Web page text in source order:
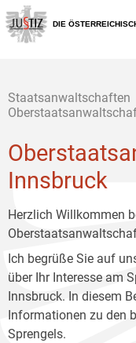
Zur
Hauptnavigation
[1]
Zum
Inhalt
[2]
Zum
Untermenü
[3]
DIE
Staatsanwaltschaften
Innsbruck
Herzlich Willkommen
Ich begrüße Sie auf
über Ihr Interesse am
Innsbruck. In diesem
Informationen zu den
Sprengels.